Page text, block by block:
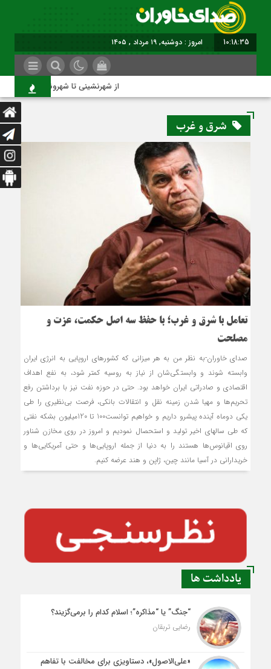
10:18:35 برابر با : Mo
از شهرنشینی تا شهروندی
شرق و غرب
تعامل با شرق و غرب؛ با حفظ سه اصل حکمت، عزت و
مصلحت
صدای خاوران-به نظر من به هر میزانی که کشورهای اروپایی به انرژی ایران
وابسته شوند و وابستگی‌شان از نیاز به روسیه کمتر شود، به نفع اهداف
اقتصادی و صادراتی ایران خواهد بود. حتی در حوزه نفت نیز با برداشتن رفع
تحریم‌ها و مهیا شدن زمینه نقل و انتقالات بانکی، فرصت بی‌نظیری را طی
یکی دوماه آینده پیش‏رو داریم و خواهیم توانست100 تا 120میلیون بشکه نفتی
که طی سال‏های اخیر تولید و استحصال نمودیم و امروز در روی مخازن شناور
روی اقیانوس‌ها هستند را به دنیا از جمله اروپایی‌ها و حتی آمریکایی‌ها و
خریدارانی در آسیا مانند چین، ژاپن و هند عرضه کنیم.
یادداشت ها
“جنگ” یا “مذاکره”؛ اسلام کدام را برمی‌گزیند؟
رضایی تربقان
«علی‌الاصول»، دستاویزی برای مخالفت با تفاهم